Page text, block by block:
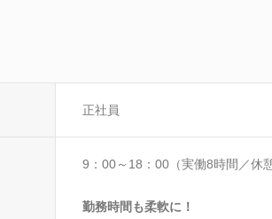
正社員
9：00～18：00（実働8時間／休
勤務時間も柔軟に！